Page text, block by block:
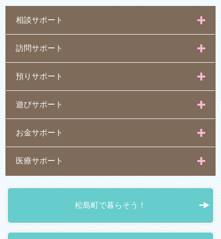
相談サポート
訪問サポート
預りサポート
遊びサポート
お金サポート
医療サポート
松島町で暮らそう！